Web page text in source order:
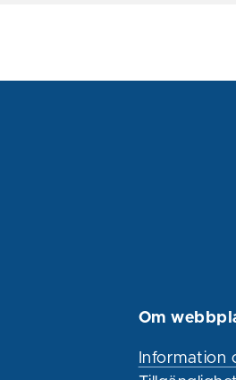
Om
Information